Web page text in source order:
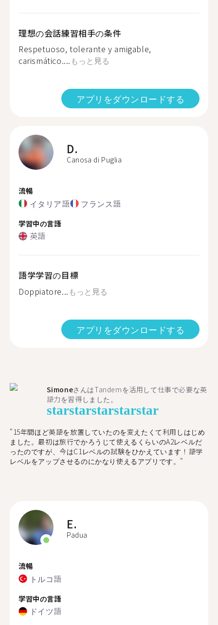
理想の会話練習相手の条件
Respetuoso, tolerante y amigable,
carismático.... もっと見る
アプリをダウンロードする
D.
Canosa di Puglia
流暢
イタリア語 フランス語
学習中の言語
英語
語学学習の目標
Doppiatore... もっと見る
アプリをダウンロードする
SimoneさんはTandemを活用して仕事で必要な英
語力を習得しました。
starstarstarstarstar
"15年間ほど英語を放置していたのを変えたくて利用しはじめ
ました。最初は旅行でかろうじて使えるくらいのA2レベルだ
ったのですが、今はC1レベルの試験をひかえています！語学
レベルをアップさせるのにかなり使えるアプリです。"
E.
Padua
流暢
トルコ語
学習中の言語
ドイツ語